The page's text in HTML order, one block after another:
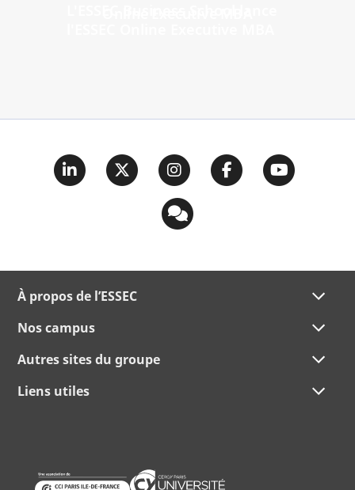
À propos de l’ESSEC
Nos campus
Autres sites du groupe
Liens utiles